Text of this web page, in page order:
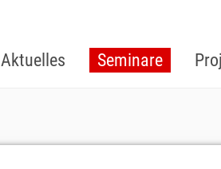
Aktuelles Seminare